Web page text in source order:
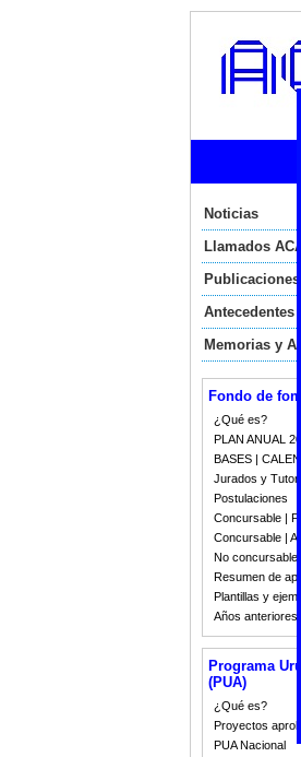
Noticias
Llamados
Publicaciones
Antecedentes
Memorias y
Fondo de
¿Qué es?
PLAN ANUAL
BASES |
Jurados y
Postulaciones
Concursable |
Concursable |
No concursable
Resumen de
Plantillas y
Años anteriores
Programa
(PUA)
¿Qué es?
Proyectos
PUA Nacional